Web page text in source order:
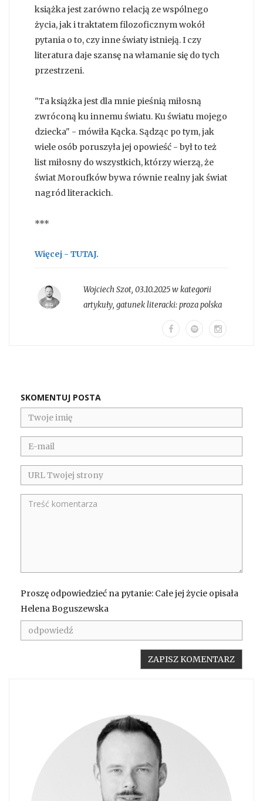
książka jest zarówno relacją ze wspólnego
życia, jak i traktatem filozoficznym wokół
pytania o to, czy inne światy istnieją. I czy
literatura daje szansę na włamanie się do tych
przestrzeni.
"Ta książka jest dla mnie pieśnią miłosną
zwróconą ku innemu światu. Ku światu mojego
dziecka" - mówiła Kącka. Sądząc po tym, jak
wiele osób poruszyła jej opowieść - był to też
list miłosny do wszystkich, którzy wierzą, że
świat Moroufków bywa równie realny jak świat
nagród literackich.
***
Więcej - TUTAJ.
Wojciech Szot, 03.10.2025 w kategorii
artykuły, gatunek literacki:proza polska
SKOMENTUJ POSTA
Proszę odpowiedzieć na pytanie: Całe jej życie opisała
Helena Boguszewska